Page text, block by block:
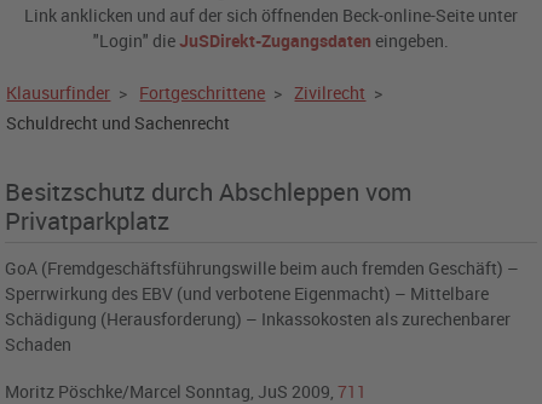
Link anklicken und auf der sich öffnenden Beck-online-Seite unter
"Login" dieJuSDirekt-Zugangsdaten eingeben.
Klausurfinder > Fortgeschrittene > Zivilrecht >
Schuldrecht und Sachenrecht
Besitzschutz durch Abschleppen vom
Privatparkplatz
GoA (Fremdgeschäftsführungswille beim auch fremden Geschäft) –
Sperrwirkung des EBV (und verbotene Eigenmacht) – Mittelbare
Schädigung (Herausforderung) – Inkassokosten als zurechenbarer
Schaden
Moritz Pöschke/Marcel Sonntag, JuS 2009,711